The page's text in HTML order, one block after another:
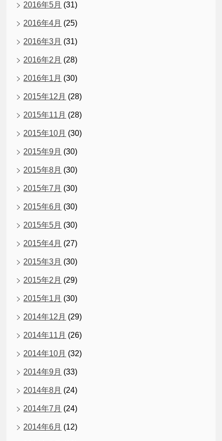
2016年5月 (31)
2016年4月 (25)
2016年3月 (31)
2016年2月 (28)
2016年1月 (30)
2015年12月 (28)
2015年11月 (28)
2015年10月 (30)
2015年9月 (30)
2015年8月 (30)
2015年7月 (30)
2015年6月 (30)
2015年5月 (30)
2015年4月 (27)
2015年3月 (30)
2015年2月 (29)
2015年1月 (30)
2014年12月 (29)
2014年11月 (26)
2014年10月 (32)
2014年9月 (33)
2014年8月 (24)
2014年7月 (24)
2014年6月 (12)